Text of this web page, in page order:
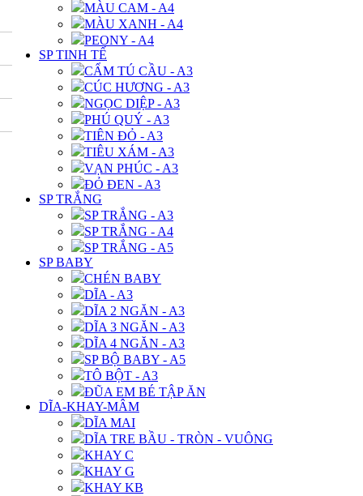
MÀU CAM - A4
MÀU XANH - A4
PEONY - A4
SP TINH TẾ
CẨM TÚ CẦU - A3
CÚC HƯƠNG - A3
NGỌC DIỆP - A3
PHÚ QUÝ - A3
TIÊN ĐỎ - A3
TIÊU XÁM - A3
VẠN PHÚC - A3
ĐỎ ĐEN - A3
SP TRẮNG
SP TRẮNG - A3
SP TRẮNG - A4
SP TRẮNG - A5
SP BABY
CHÉN BABY
DĨA - A3
DĨA 2 NGĂN - A3
DĨA 3 NGĂN - A3
DĨA 4 NGĂN - A3
SP BỘ BABY - A5
TÔ BỘT - A3
ĐŨA EM BÉ TẬP ĂN
DĨA-KHAY-MÂM
DĨA MAI
DĨA TRE BẦU - TRÒN - VUÔNG
KHAY C
KHAY G
KHAY KB